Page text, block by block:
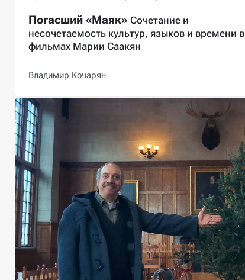
Погасший «Маяк» Сочетание и
несочетаемость культур, языков и времени в
фильмах Марии Саакян
Владимир Кочарян